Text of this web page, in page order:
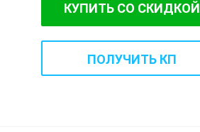
КУПИТЬ СО СКИДКОЙ
ПОЛУЧИТЬ КП